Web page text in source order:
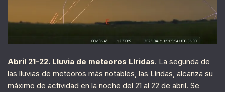
Abril 21-22. Lluvia de meteoros Líridas. La segunda de
las lluvias de meteoros más notables, las Líridas, alcanza su
máximo de actividad en la noche del 21 al 22 de abril. Se